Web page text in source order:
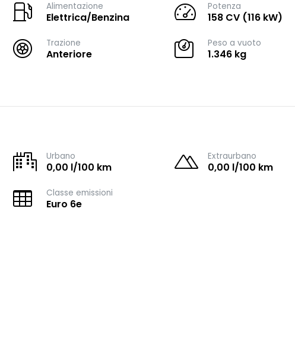
Alimentazione
Elettrica/Benzina
Potenza
158 CV (116 kW)
Trazione
Anteriore
Peso a vuoto
1.346 kg
Urbano
0,00 l/100 km
Extraurbano
0,00 l/100 km
Classe emissioni
Euro 6e